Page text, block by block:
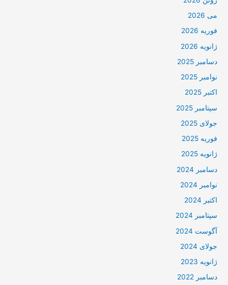
می 2026
فوریه 2026
ژانویه 2026
دسامبر 2025
نوامبر 2025
اکتبر 2025
سپتامبر 2025
جولای 2025
فوریه 2025
ژانویه 2025
دسامبر 2024
نوامبر 2024
اکتبر 2024
سپتامبر 2024
آگوست 2024
جولای 2024
ژانویه 2023
دسامبر 2022